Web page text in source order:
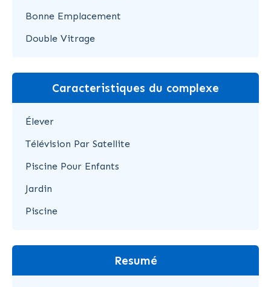
Bonne Emplacement
Double Vitrage
Caracteristiques du complexe
Élever
Télévision Par Satellite
Piscine Pour Enfants
Jardin
Piscine
Resumé